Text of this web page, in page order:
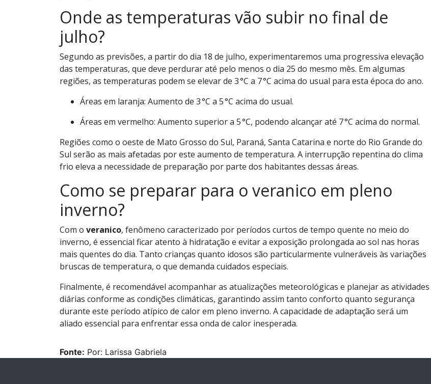
Onde as temperaturas vão subir no final de
julho?
Segundo as previsões, a partir do dia 18 de julho, experimentaremos uma progressiva elevação
das temperaturas, que deve perdurar até pelo menos o dia 25 do mesmo mês. Em algumas
regiões, as temperaturas podem se elevar de 3 °C a 7 °C acima do usual para esta época do ano.
Áreas em laranja: Aumento de 3 °C a 5 °C acima do usual.
Áreas em vermelho: Aumento superior a 5 °C, podendo alcançar até 7 °C acima do normal.
Regiões como o oeste de Mato Grosso do Sul, Paraná, Santa Catarina e norte do Rio Grande do
Sul serão as mais afetadas por este aumento de temperatura. A interrupção repentina do clima
frio eleva a necessidade de preparação por parte dos habitantes dessas áreas.
Como se preparar para o veranico em pleno
inverno?
Com o veranico, fenômeno caracterizado por períodos curtos de tempo quente no meio do
inverno, é essencial ficar atento à hidratação e evitar a exposição prolongada ao sol nas horas
mais quentes do dia. Tanto crianças quanto idosos são particularmente vulneráveis às variações
bruscas de temperatura, o que demanda cuidados especiais.
Finalmente, é recomendável acompanhar as atualizações meteorológicas e planejar as atividades
diárias conforme as condições climáticas, garantindo assim tanto conforto quanto segurança
durante este período atípico de calor em pleno inverno. A capacidade de adaptação será um
aliado essencial para enfrentar essa onda de calor inesperada.
Fonte: Por: Larissa Gabriela